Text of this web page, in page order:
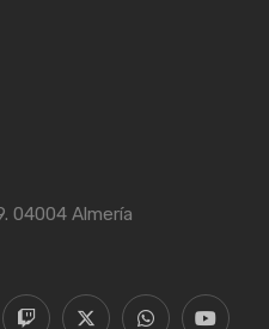
04004 Almería